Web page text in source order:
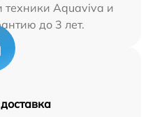
техники Aquaviva и
до 3 лет.